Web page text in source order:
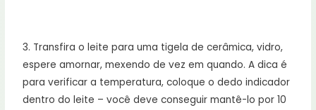
3. Transfira o leite para uma tigela de cerâmica, vidro,
espere amornar, mexendo de vez em quando. A dica é
para verificar a temperatura, coloque o dedo indicador
dentro do leite – você deve conseguir mantê-lo por 10